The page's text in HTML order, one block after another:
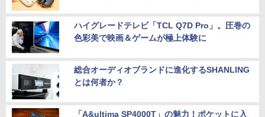
ハイグレードテレビ「TCL Q7D Pro」。圧巻の
色彩美で映画＆ゲームが極上体験に
総合オーディオブランドに進化するSHANLING
とは何者か？
「A&ultima SP4000T」の魅力！ポケットに入